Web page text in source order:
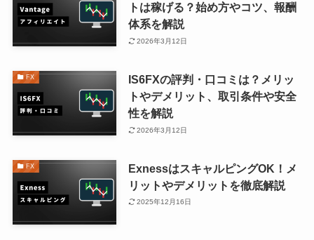
トは稼げる？始め方やコツ、報酬
体系を解説
2026年3月12日
FX
IS6FXの評判・口コミは？メリッ
トやデメリット、取引条件や安全
性を解説
2026年3月12日
FX
ExnessはスキャルピングOK！メ
リットやデメリットを徹底解説
2025年12月16日